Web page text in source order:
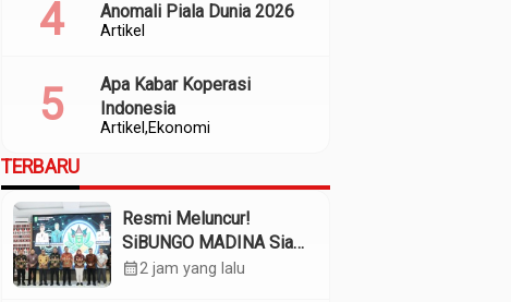
Artikel
Anomali Piala Dunia 2026
Artikel Ekonomi
Apa Kabar Koperasi
Indonesia
TERBARU
Resmi Meluncur!
SiBUNGO MADINA Siap
Optimalkan Pendapatan
calendar_month2 jam yang lalu